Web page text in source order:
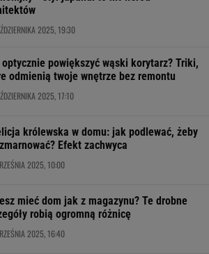
2025, 19:30
powiększyć wąski korytarz? Triki,
odmienią twoje wnętrze bez remontu
2025, 17:10
królewska w domu: jak podlewać, żeby
Efekt zachwyca
2025, 10:00
mieć dom jak z magazynu? Te drobne
robią ogromną różnicę
2025, 16:40